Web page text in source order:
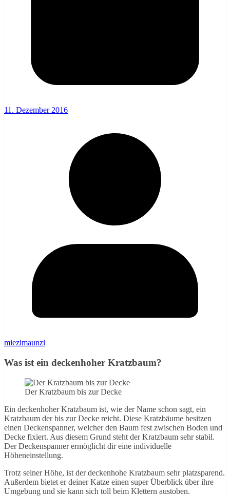
11. Dezember 2016
miezimaunzi
Was ist ein deckenhoher Kratzbaum?
Der Kratzbaum bis zur Decke
Ein deckenhoher Kratzbaum ist, wie der Name schon sagt, ein
Kratzbaum der bis zur Decke reicht. Diese Kratzbäume besitzen
einen Deckenspanner, welcher den Baum fest zwischen Boden und
Decke fixiert. Aus diesem Grund steht der Kratzbaum sehr stabil.
Der Deckenspanner ermöglicht dir eine individuelle
Höheneinstellung.
Trotz seiner Höhe, ist der deckenhohe Kratzbaum sehr platzsparend.
Außerdem bietet er deiner Katze einen super Überblick über ihre
Umgebung und sie kann sich toll beim Klettern austoben.